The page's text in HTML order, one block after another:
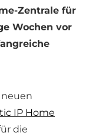
Zentrale für
Wochen vor
neuen
IP Home
die